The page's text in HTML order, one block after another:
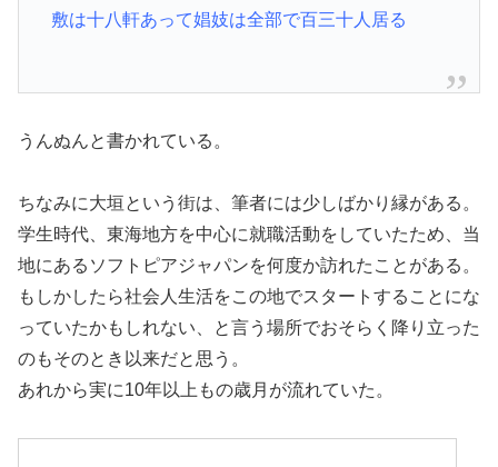
敷は十八軒あって娼妓は全部で百三十人居る
うんぬんと書かれている。
ちなみに大垣という街は、筆者には少しばかり縁がある。
学生時代、東海地方を中心に就職活動をしていたため、当
地にあるソフトピアジャパンを何度か訪れたことがある。
もしかしたら社会人生活をこの地でスタートすることにな
っていたかもしれない、と言う場所でおそらく降り立った
のもそのとき以来だと思う。
あれから実に10年以上もの歳月が流れていた。